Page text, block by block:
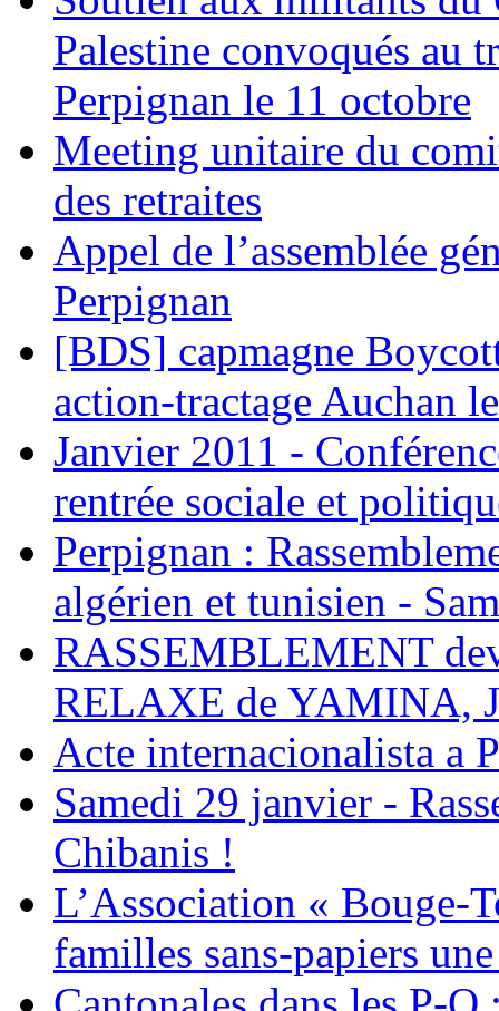
Palestine convoqués au
Perpignan le 11 octobre
Meeting unitaire du
des retraites
Appel de l’assemblée
Perpignan
[BDS] capmagne
action-tractage Auchan
Janvier 2011 -
rentrée sociale et
Perpignan :
algérien et tunisien -
RASSEMBLEMENT
RELAXE de YAMINA,
Acte internacionalista a
Samedi 29 janvier -
Chibanis !
L’Association « Bouge-
familles sans-papiers